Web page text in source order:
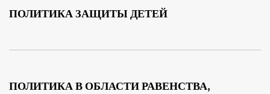
ПОЛИТИКА ЗАЩИТЫ ДЕТЕЙ
ПОЛИТИКА В ОБЛАСТИ РАВЕНСТВА,